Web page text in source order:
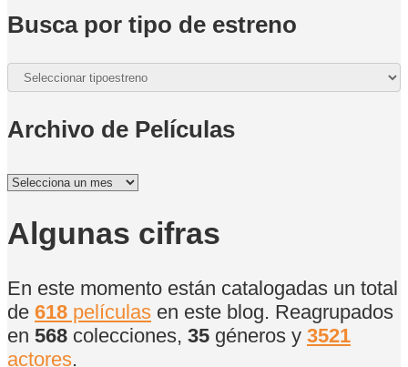
Busca por tipo de estreno
Archivo de Películas
Archivo
Películas
Algunas cifras
En este momento están catalogadas un total
de 618 películas en este blog. Reagrupados
en 568 colecciones, 35 géneros y 3521
actores.